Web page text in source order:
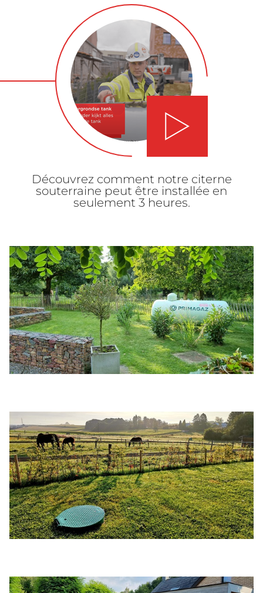
Lancer la vidéo
Découvrez comment notre citerne
souterraine peut être installée en
seulement 3 heures.